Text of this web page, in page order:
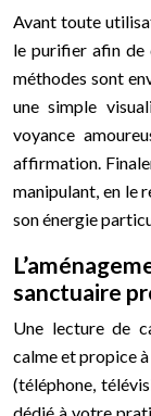
Avant toute
le purifier afin de
méthodes sont
une simple
voyance
affirmation.
manipulant, en le
son énergie
sanctuaire
Une lecture de
calme et propice
(téléphone,